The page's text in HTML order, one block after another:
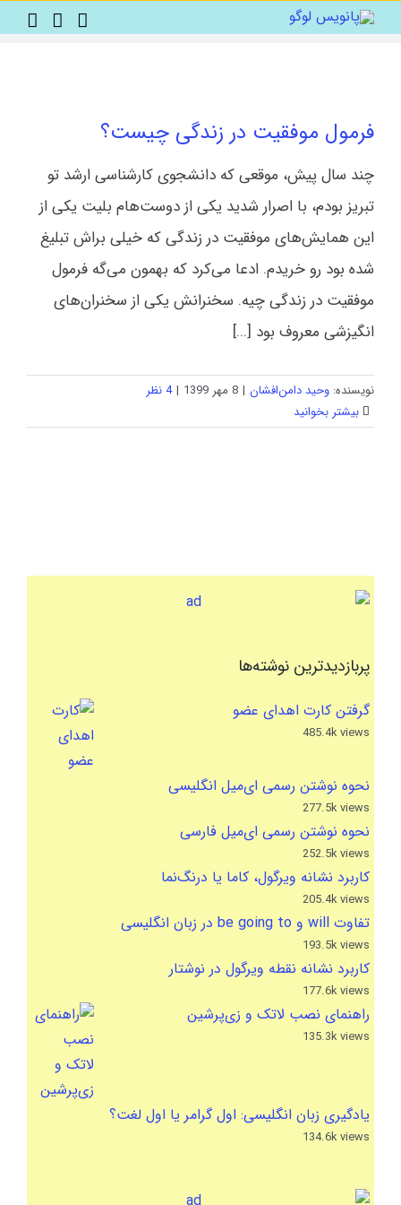
to
فرمول موفقیت در زندگی چیست؟
چند سال پیش، موقعی که دانشجوی کارشناسی ارشد تو
تبریز بودم، با اصرار شدید یکی از دوست‌هام بلیت یکی از
این همایش‌های موفقیت در زندگی که خیلی براش تبلیغ
شده بود رو خریدم. ادعا می‌کرد که بهمون می‌گه فرمول
موفقیت در زندگی چیه. ‌سخنرانش یکی از سخنران‌های
انگیزشی معروف بود [...]
نویسنده: وحید دامن‌افشان | 8 مهر 1399 | 4 نظر
بیشتر بخوانید
پربازدیدترین نوشته‌ها
گرفتن کارت اهدای عضو
485.4k views
نحوه نوشتن رسمی ای‌میل انگلیسی
277.5k views
نحوه نوشتن رسمی ای‌میل فارسی
252.5k views
کاربرد نشانه ویرگول، کاما یا درنگ‌نما
205.4k views
تفاوت will و be going to در زبان انگلیسی
193.5k views
کاربرد نشانه نقطه ویرگول در نوشتار
177.6k views
راهنمای نصب لاتک و زی‌پرشین
135.3k views
یادگیری زبان انگلیسی: اول گرامر یا اول لغت؟
134.6k views